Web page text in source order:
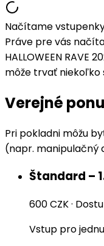
Načítame
Práve pre vás
HALLOWEEN RAVE
môže trvať niekoľko
Verejné
Pri pokladni môžu
(napr. manipulačný
Štandard –
600 CZK·
Vstup pro